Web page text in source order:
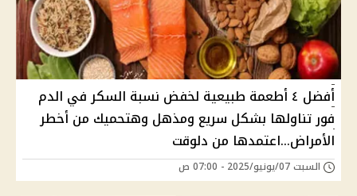
أفضل ٤ أطعمة طبيعية لخفض نسبة السكر في الدم
فور تناولها بشكل سريع ومذهل وهتحميك من أخطر
الأمراض...اعتمدها من دلوقت
السبت 07/يونيو/2025 - 07:00 ص